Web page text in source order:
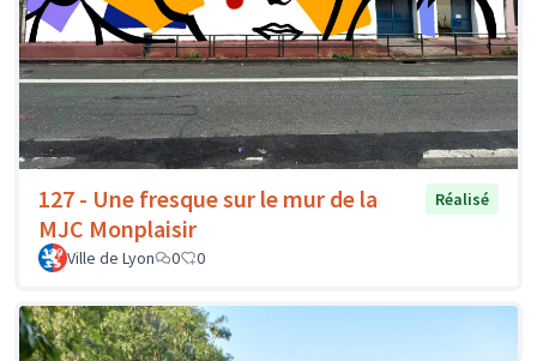
127 - Une fresque sur le mur de la
MJC Monplaisir
Réalisé
Ville de Lyon 0 0